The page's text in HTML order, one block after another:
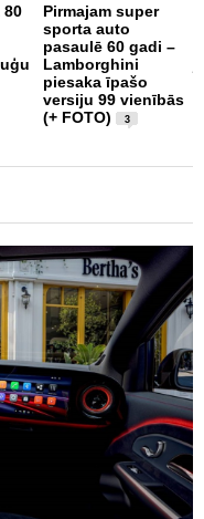
80
Pirmajam super
sporta auto
pasaulē 60 gadi –
Lamborghini
piesaka īpašo
versiju 99 vienībās
(+ FOTO)
3